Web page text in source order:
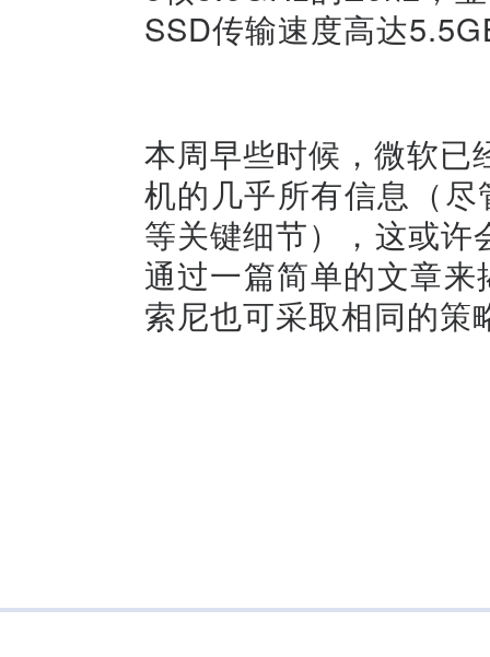
SSD传输速度高达
本周早些时候，微软
机的几乎所有信息（
等关键细节），这或
通过一篇简单的文章
索尼也可采取相同的策